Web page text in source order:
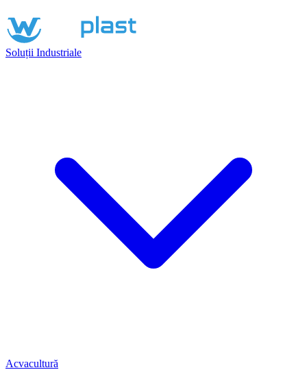
Soluții Industriale
Acvacultură